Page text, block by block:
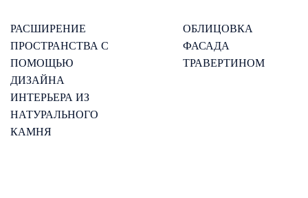
РАСШИРЕНИЕ
ПРОСТРАНСТВА С
ПОМОЩЬЮ
ДИЗАЙНА
ИНТЕРЬЕРА ИЗ
НАТУРАЛЬНОГО
КАМНЯ
ОБЛИЦОВКА
ФАСАДА
ТРАВЕРТИНОМ